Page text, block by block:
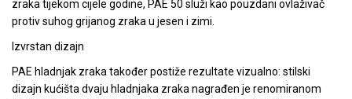
zraka tijekom cijele godine, PAE 50 služi kao pouzdani ovlaživač
protiv suhog grijanog zraka u jesen i zimi.
Izvrstan dizajn
PAE hladnjak zraka također postiže rezultate vizualno: stilski
dizajn kućišta dvaju hladnjaka zraka nagrađen je renomiranom